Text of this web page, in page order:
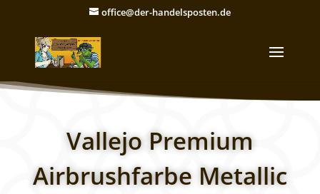
office@der-handelsposten.de
Vallejo Premium
Airbrushfarbe Metallic